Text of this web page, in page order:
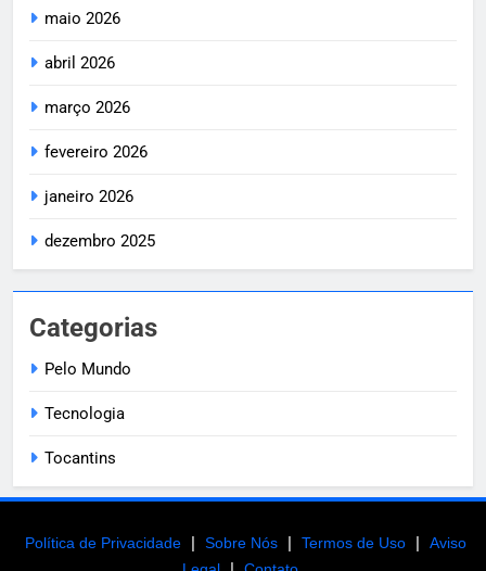
maio 2026
abril 2026
março 2026
fevereiro 2026
janeiro 2026
dezembro 2025
Categorias
Pelo Mundo
Tecnologia
Tocantins
Política de Privacidade | Sobre Nós | Termos de Uso |
Aviso